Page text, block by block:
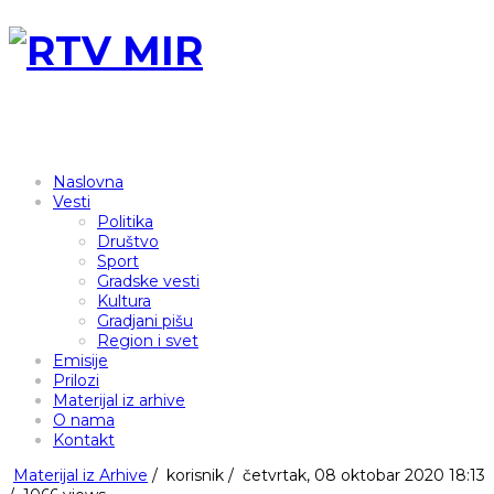
Naslovna
Vesti
Politika
Društvo
Sport
Gradske vesti
Kultura
Gradjani pišu
Region i svet
Emisije
Prilozi
Materijal iz arhive
O nama
Kontakt
Materijal iz Arhive / korisnik / četvrtak, 08 oktobar 2020 18:13